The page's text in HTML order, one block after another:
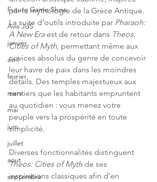
Future Game Show
Avis JdS
janvier
avril
fevrier
mars
mai
juin
juillet
aout
septembre
par la mythologie de la Grèce Antique.
La suite d’outils introduite par Pharaoh:
A New Era est de retour dans Theos:
Cities of Myth , permettant même aux
novices absolus du genre de concevoir
leur havre de paix dans les moindres
détails. Des temples majestueux aux
sentiers que les habitants empruntent
au quotidien : vous menez votre
peuple vers la prospérité en toute
simplicité.
Diverses fonctionnalités distinguent
Theos: Cities of Myth de ses
inspirations classiques afin d’en